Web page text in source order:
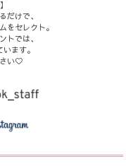
だけで、
をセレクト。
トでは、
ます。
さい♡